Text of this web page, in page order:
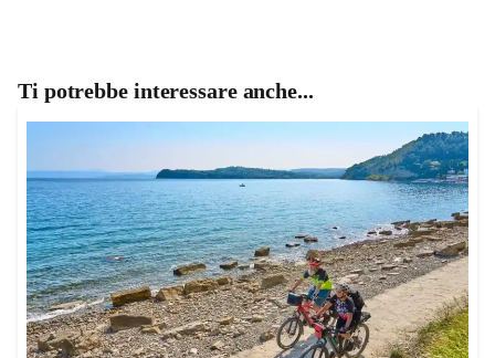
Ti potrebbe interessare anche...